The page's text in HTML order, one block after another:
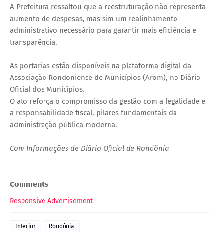
A Prefeitura ressaltou que a reestruturação não representa
aumento de despesas, mas sim um realinhamento
administrativo necessário para garantir mais eficiência e
transparência.
As portarias estão disponíveis na plataforma digital da
Associação Rondoniense de Municípios (Arom), no Diário
Oficial dos Municípios.
O ato reforça o compromisso da gestão com a legalidade e
a responsabilidade fiscal, pilares fundamentais da
administração pública moderna.
Com Informações de Diário Oficial de Rondônia
Comments
Responsive Advertisement
Interior Rondônia